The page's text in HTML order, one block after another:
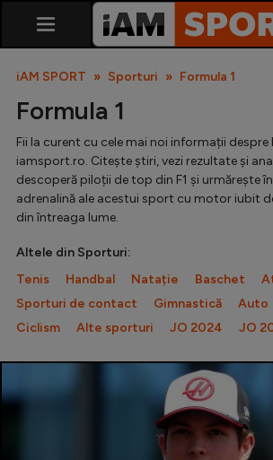
Cupa României
Echipa Națională
U21
Fotbal feminin
Special
iAM SPORT Sporturi Formula 1
Formula 1
Fii la curent cu cele mai noi informații despre
iamsport.ro. Citește știri, vezi rezultate și
descoperă piloții de top din F1 și urmărește
adrenalină ale acestui sport cu motor iubit
din întreaga lume.
Altele din Sporturi:
Tenis
Handbal Natație Baschet
Sporturi de contact
Gimnastică Auto
Ciclism
Alte sporturi JO 2024 JO